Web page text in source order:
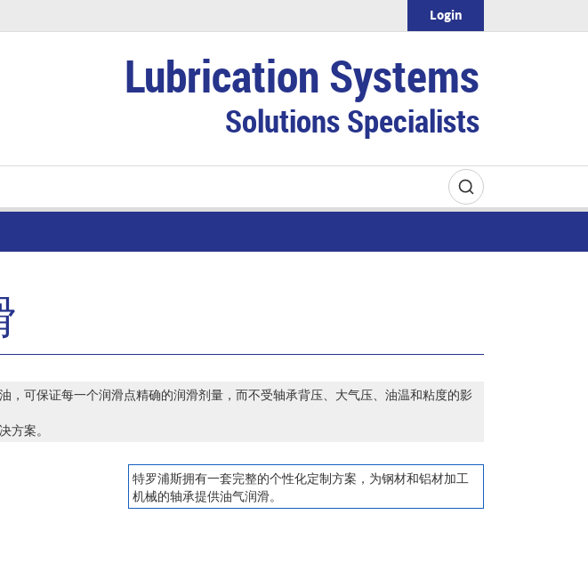
Lubrication Systems
Solutions Specialists
Login
可保证每一个润滑点精确的润滑剂量，而不受轴承背压、大气压、油温和粘度的影
方案。
特罗浦斯拥有一套完整的个性化定制方案，为钢材和铝材加工
机械的轴承提供油气润滑。